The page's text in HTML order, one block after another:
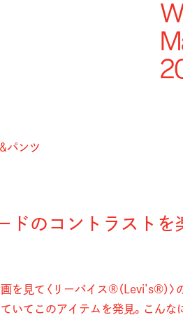
パンツ
ドのコントラストを
を見て〈リーバイス®（Levi’s®）〉
いてこのアイテムを発見。こんな